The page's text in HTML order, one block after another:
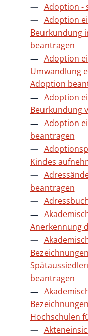
Adoption -
Adoption
Beurkundung
beantragen
Adoption
Umwandlung
Adoption
Adoption
Beurkundung
Adoption
beantragen
Kindes
beantragen
Anerkennung
beantragen
Hochschulen